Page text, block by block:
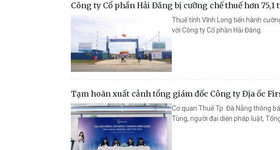
Công ty Cổ phần Hải Đăng bị cưỡng chế thuế hơn 75,1
Thuế tỉnh Vĩnh Long tiến hành
với Công ty Cổ phần Hải Đăng.
Tạm hoãn xuất cảnh tổng giám đốc Công ty Địa ốc
Cơ quan Thuế Tp. Đà Nẵng thông
Tùng, người đại diện pháp luật,